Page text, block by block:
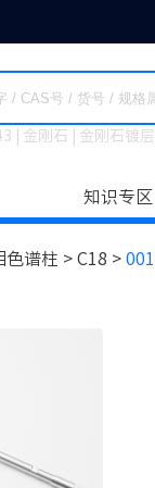
金刚石 金刚石镀
知识专区
色谱柱 > C18 >